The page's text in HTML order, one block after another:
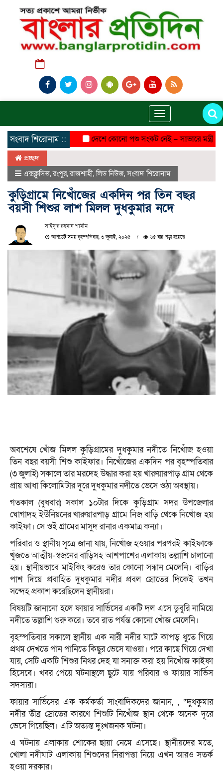
Toggle
navigation
সংবাদ শিরোনাম :: দেশে কোনো পশু সংকট নেই – সাভারে মন্ত্রী আমিন
প্রচ্ছদ
এক্সক্লুসিভ,রংপুর,রাজশাহী,লিড নিউজ,সংবাদ শিরোনাম
কুড়িগ্রামে নিখোঁজের একদিন পর তিন বছর
বয়সী শিশুর লাশ মিলল দুধকুমার নদে
সাইফুর রহমান শামীম
আপডেট সময় বৃহস্পতিবার, ৩ জুলাই, ২০২৫ ৬৫ বার পড়া হয়েছে
অবশেষে খোঁজ মিলল কুড়িগ্রামের দুধকুমার নদীতে নিখোঁজ হওয়া
তিন বছর বয়সী শিশু কাইফার। নিখোঁজের একদিন পর বৃহস্পতিবার
(৩ জুলাই) সকালে তার মরদেহ উদ্ধার করা হয় খারুয়ারপাড় গ্রাম থেকে
প্রায় আধা কিলোমিটার দূরে দুধকুমার নদীতে ভেসে ওঠা অবস্থায়।
গতকাল (বুধবার) সকাল ১০টার দিকে কুড়িগ্রাম সদর উপজেলার
ঘোগাদহ ইউনিয়নের খারুয়ারপাড় গ্রামে নিজ বাড়ি থেকে নিখোঁজ হয়
কাইফা। সে ওই গ্রামের মাসুদ রানার একমাত্র কন্যা।
পরিবার ও স্থানীয় সূত্রে জানা যায়, নিখোঁজ হওয়ার পরপরই কাইফাকে
খুঁজতে আত্মীয়-স্বজনের বাড়িসহ আশপাশের এলাকায় তল্লাশি চালানো
হয়। স্থানীয়ভাবে মাইকিং করেও তার কোনো সন্ধান মেলেনি। বাড়ির
পাশ দিয়ে প্রবাহিত দুধকুমার নদীর প্রবল স্রোতের দিকেই তখন
সন্দেহ প্রকাশ করেছিলেন স্থানীয়রা।
বিষয়টি জানানো হলে ফায়ার সার্ভিসের একটি দল এসে ডুবুরি নামিয়ে
নদীতে তল্লাশি শুরু করে। তবে রাত পর্যন্ত কোনো খোঁজ মেলেনি।
বৃহস্পতিবার সকালে স্থানীয় এক নারী নদীর ঘাটে কাপড় ধুতে গিয়ে
প্রথম দেখতে পান পানিতে কিছুর ভেসে যাওয়া। পরে কাছে গিয়ে দেখা
যায়, সেটি একটি শিশুর নিথর দেহ যা সনাক্ত করা হয় নিখোঁজ কাইফা
হিসেবে। খবর পেয়ে ঘটনাস্থলে ছুটে যায় পরিবার ও ফায়ার সার্ভিস
সদস্যরা।
ফায়ার সার্ভিসের এক কর্মকর্তা সাংবাদিকদের জানান, , “দুধকুমার
নদীর তীব্র স্রোতের কারণে শিশুটি নিখোঁজ স্থান থেকে অনেক দূরে
ভেসে গিয়েছিল। এটি অত্যন্ত দুঃখজনক ঘটনা।
এ ঘটনায় এলাকায় শোকের ছায়া নেমে এসেছে। স্থানীয়দের মতে,
খোলা নদীঘাট এলাকায় শিশুদের নিরাপত্তা নিয়ে এখন আরও সতর্ক
হওয়া দরকার।